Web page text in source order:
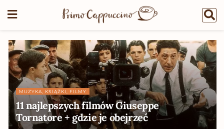
MUZYKA, KSIĄŻKI, FILMY
11 najlepszych filmów Giuseppe
Tornatore + gdzie je obejrzeć